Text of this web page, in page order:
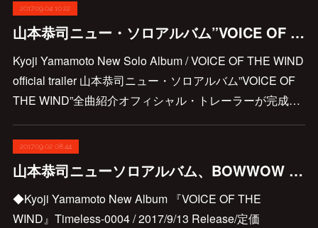
2017.09.04 10:22
山本恭司ニュー・ソロアルバム”VOICE OF THE WIND”全曲紹介オフィシャル・トレーラーが完成しました!!
Kyoji Yamamoto New Solo Album / VOICE OF THE WIND
official trailer 山本恭司ニュー・ソロアルバム”VOICE OF
THE WIND”全曲紹介オフィシャル・トレーラーが完成…
2017.09.02 08:44
山本恭司ニューソロアルバム、BOWWOW G2ライヴDVD、H.P限定先行予約、発売情報です♪(予約受け付けは終了しました)
◆Kyoji Yamamoto New Album 『VOICE OF THE
WIND』Timeless-0004 / 2017/9/13 Release/定価